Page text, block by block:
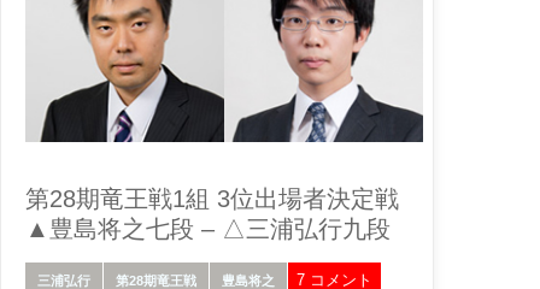
第28期竜王戦1組 3位出場者決定戦
▲豊島将之七段 – △三浦弘行九段
三浦弘行 第28期竜王戦 豊島将之 7 コメント